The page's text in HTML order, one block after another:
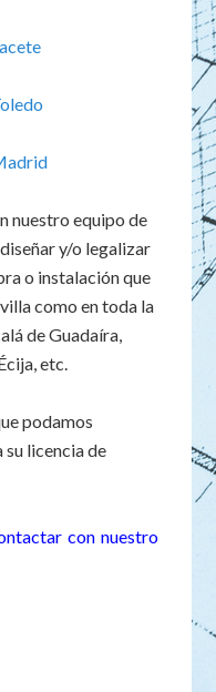
nuestro equipo de
y/o legalizar
o instalación que
como en toda la
de Guadaíra,
etc.
podamos
licencia de
con nuestro